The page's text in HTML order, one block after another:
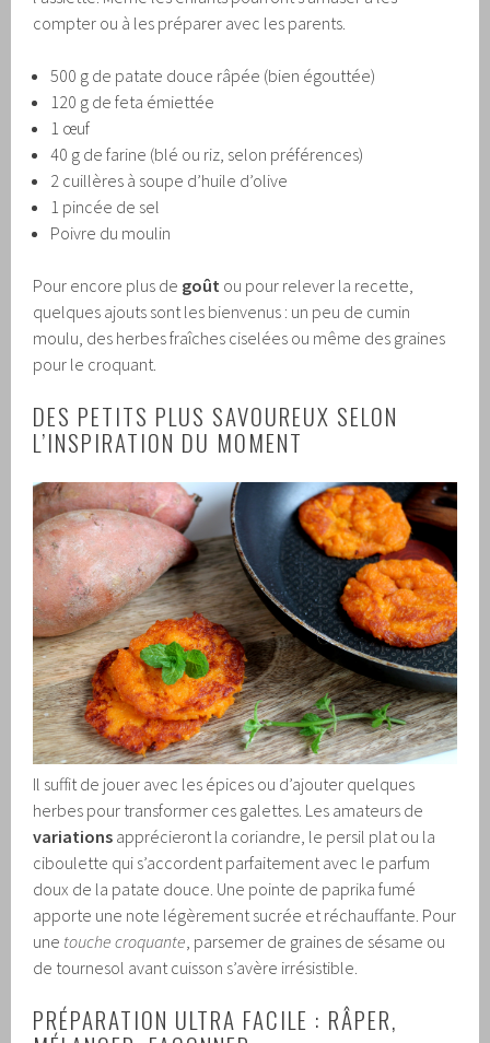
compter ou à les préparer avec les parents.
500 g de patate douce râpée (bien égouttée)
120 g de feta émiettée
1 œuf
40 g de farine (blé ou riz, selon préférences)
2 cuillères à soupe d’huile d’olive
1 pincée de sel
Poivre du moulin
Pour encore plus de goût ou pour relever la recette,
quelques ajouts sont les bienvenus : un peu de cumin
moulu, des herbes fraîches ciselées ou même des graines
pour le croquant.
DES PETITS PLUS SAVOUREUX SELON
L’INSPIRATION DU MOMENT
Il suffit de jouer avec les épices ou d’ajouter quelques
herbes pour transformer ces galettes. Les amateurs de
variations apprécieront la coriandre, le persil plat ou la
ciboulette qui s’accordent parfaitement avec le parfum
doux de la patate douce. Une pointe de paprika fumé
apporte une note légèrement sucrée et réchauffante. Pour
une touche croquante, parsemer de graines de sésame ou
de tournesol avant cuisson s’avère irrésistible.
PRÉPARATION ULTRA FACILE : RÂPER,